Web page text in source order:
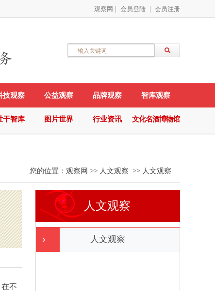
观察网 会员登陆 会员注册
技观察 公益观察 品牌观察 智库观察
干智库 图片世界 行业资讯 文化名酒博物馆
您的位置： 观察网 >> 人文观察 >> 人文观察
不
人文观察
人文观察